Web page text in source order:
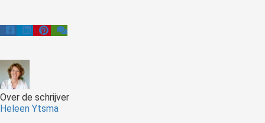
Over de schrijver
Heleen Ytsma